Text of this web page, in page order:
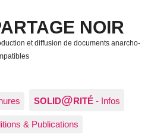
NOIR
et diffusion de documents anarcho-
SOLID@RITÉ - Infos
& Publications